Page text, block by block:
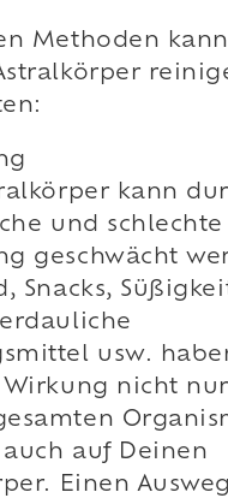
Methoden
kann
und schlechte
geschwächt
Snacks,
usw.
Wirkung nicht
auf Deinen
Einen Ausweg